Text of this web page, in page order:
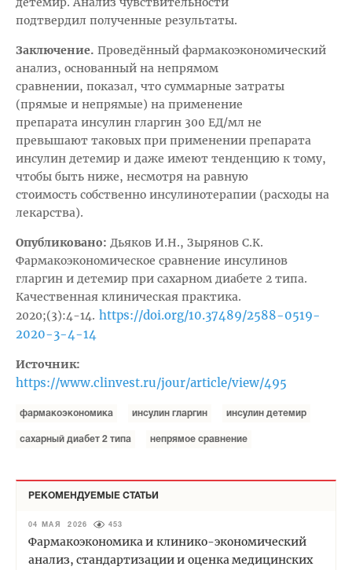
подтвердил полученные результаты.
Заключение. Проведённый фармакоэкономический
анализ, основанный на непрямом
сравнении, показал, что суммарные затраты
(прямые и непрямые) на применение
препарата инсулин гларгин 300 ЕД/мл не
превышают таковых при применении препарата
инсулин детемир и даже имеют тенденцию к тому,
чтобы быть ниже, несмотря на равную
стоимость собственно инсулинотерапии (расходы на
лекарства).
Опубликовано: Дьяков И.Н., Зырянов С.К.
Фармакоэкономическое сравнение инсулинов
гларгин и детемир при сахарном диабете 2 типа.
Качественная клиническая практика.
2020;(3):4-14. https://doi.org/10.37489/2588-0519-
2020-3-4-14
Источник:
https://www.clinvest.ru/jour/article/view/495
фармакоэкономика инсулин гларгин инсулин детемир
сахарный диабет 2 типа непрямое сравнение
РЕКОМЕНДУЕМЫЕ СТАТЬИ
04 МАЯ 2026 453
Фармакоэкономика и клинико-экономический
анализ, стандартизации и оценка медицинских